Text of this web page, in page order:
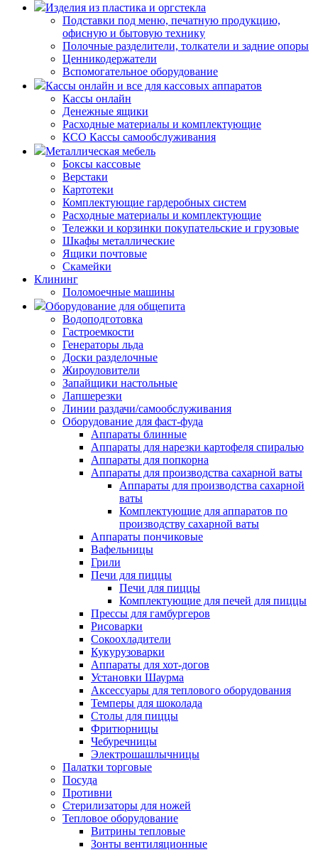
Изделия из пластика и оргстекла
Подставки под меню, печатную продукцию,
офисную и бытовую технику
Полочные разделители, толкатели и задние опоры
Ценникодержатели
Вспомогательное оборудование
Кассы онлайн и все для кассовых аппаратов
Кассы онлайн
Денежные ящики
Расходные материалы и комплектующие
КСО Кассы самообслуживания
Металлическая мебель
Боксы кассовые
Верстаки
Картотеки
Комплектующие гардеробных систем
Расходные материалы и комплектующие
Тележки и корзинки покупательские и грузовые
Шкафы металлические
Ящики почтовые
Скамейки
Клининг
Поломоечные машины
Оборудование для общепита
Водоподготовка
Гастроемкости
Генераторы льда
Доски разделочные
Жироуловители
Запайщики настольные
Лапшерезки
Линии раздачи/самообслуживания
Оборудование для фаст-фуда
Аппараты блинные
Аппараты для нарезки картофеля спиралью
Аппараты для попкорна
Аппараты для производства сахарной ваты
Аппараты для производства сахарной
ваты
Комплектующие для аппаратов по
производству сахарной ваты
Аппараты пончиковые
Вафельницы
Грили
Печи для пиццы
Печи для пиццы
Комплектующие для печей для пиццы
Прессы для гамбургеров
Рисоварки
Сокоохладители
Кукурузоварки
Аппараты для хот-догов
Установки Шаурма
Аксессуары для теплового оборудования
Темперы для шоколада
Столы для пиццы
Фритюрницы
Чебуречницы
Электрошашлычницы
Палатки торговые
Посуда
Противни
Стерилизаторы для ножей
Тепловое оборудование
Витрины тепловые
Зонты вентиляционные